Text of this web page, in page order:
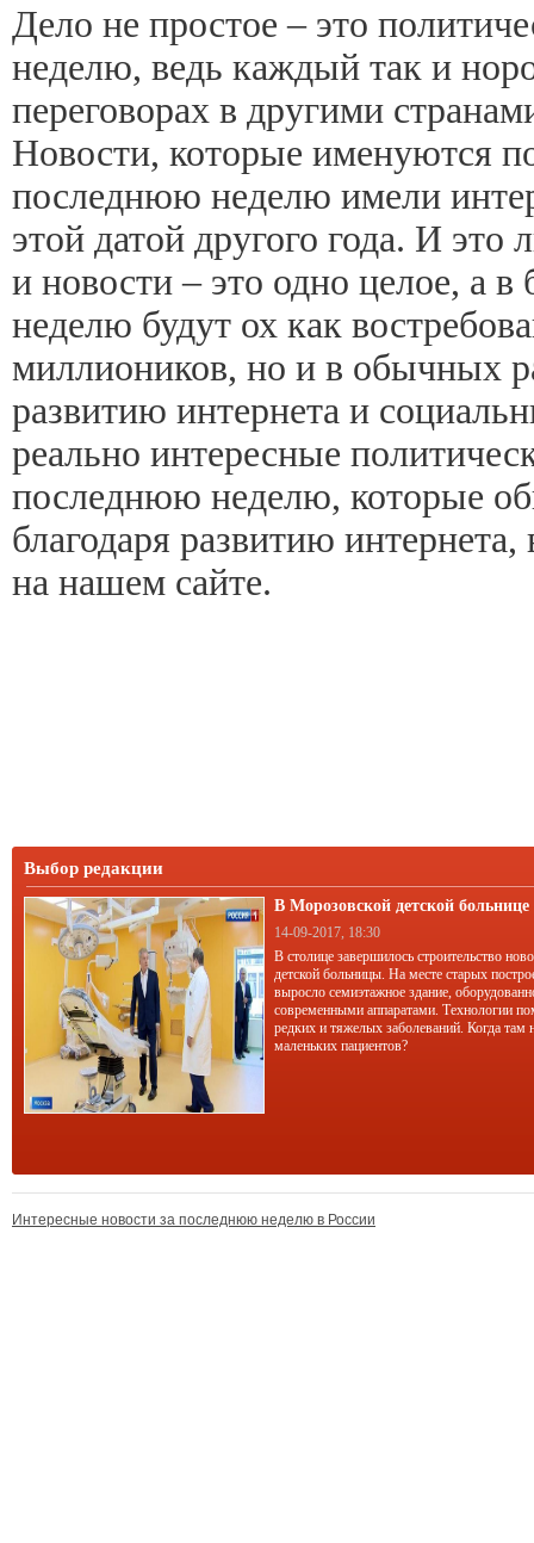
Дело не простое – это
неделю, ведь каждый так и
переговорах в другими
Новости, которые именуются
последнюю неделю имели
этой датой другого года. И это
и новости – это одно целое, а
неделю будут ох как
миллиоников, но и в обычных
развитию интернета и
реально интересные
последнюю неделю, которые
благодаря развитию
на нашем сайте.
Выбор редакции
В Морозовской детской
корпус
14-09-2017, 18:30
В столице завершилось строительство
детской больницы. На месте старых
выросло семиэтажное здание,
современными аппаратами. Технологии
редких и тяжелых заболеваний. Когда там
маленьких пациентов?
Интересные новости за последнюю неделю в России